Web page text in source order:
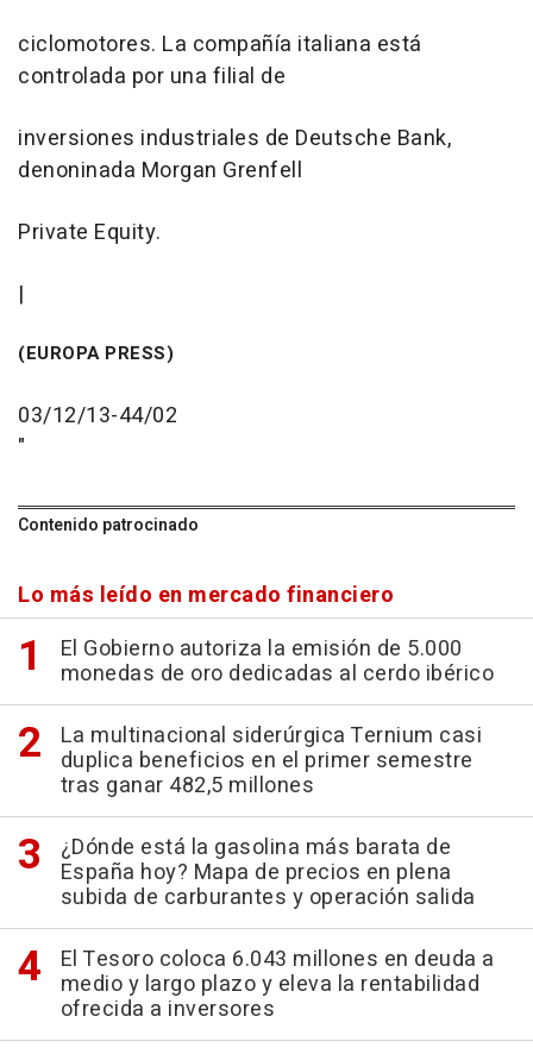
ciclomotores. La compañía italiana está
controlada por una filial de
inversiones industriales de Deutsche Bank,
denoninada Morgan Grenfell
Private Equity.
|
(EUROPA PRESS)
03/12/13-44/02
"
Contenido patrocinado
Lo más leído en mercado financiero
El Gobierno autoriza la emisión de 5.000
monedas de oro dedicadas al cerdo ibérico
La multinacional siderúrgica Ternium casi
duplica beneficios en el primer semestre
tras ganar 482,5 millones
¿Dónde está la gasolina más barata de
España hoy? Mapa de precios en plena
subida de carburantes y operación salida
El Tesoro coloca 6.043 millones en deuda a
medio y largo plazo y eleva la rentabilidad
ofrecida a inversores